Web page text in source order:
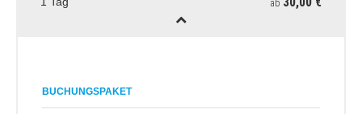
ab
BUCHUNGSPAKET